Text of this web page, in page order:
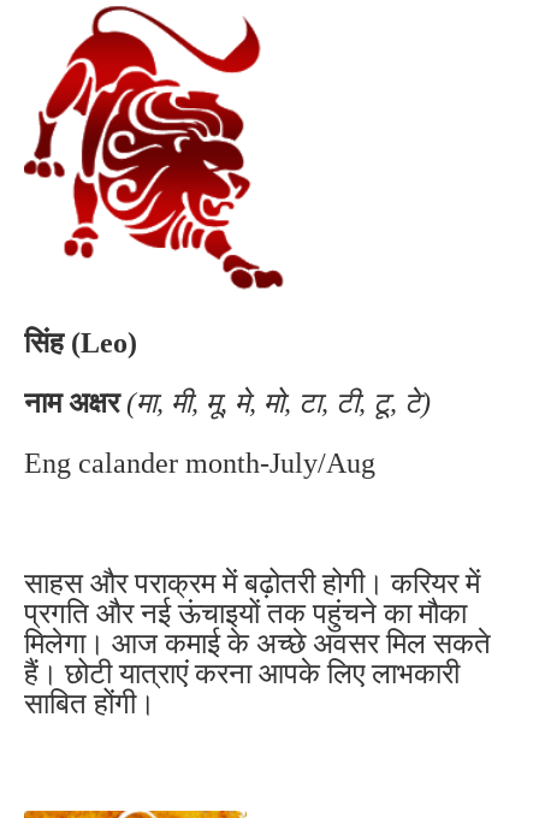
सिंह (Leo)
नाम अक्षर (मा, मी, मू, मे, मो, टा, टी, टू, टे)
Eng calander month-July/Aug
साहस और पराक्रम में बढ़ोतरी होगी। करियर में
प्रगति और नई ऊंचाइयों तक पहुंचने का मौका
मिलेगा। आज कमाई के अच्छे अवसर मिल सकते
हैं। छोटी यात्राएं करना आपके लिए लाभकारी
साबित होंगी।